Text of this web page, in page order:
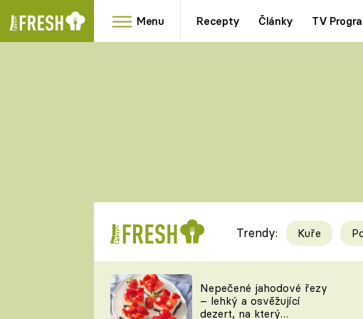
Menu Recepty Články TV
RYCHLOVKY
Videorecepty
TEĎ VAŘÍ ŠÉF!
Trendy: Kuře
Nepečené jahodové řezy
– lehký a osvěžující
dezert, na který